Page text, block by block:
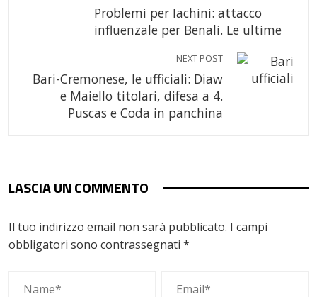
Problemi per Iachini: attacco
influenzale per Benali. Le ultime
NEXT POST
Bari-Cremonese, le ufficiali: Diaw
e Maiello titolari, difesa a 4.
Puscas e Coda in panchina
LASCIA UN COMMENTO
Il tuo indirizzo email non sarà pubblicato. I campi
obbligatori sono contrassegnati *